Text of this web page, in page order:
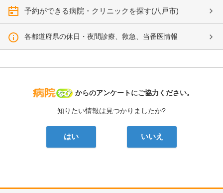
予約ができる病院・クリニックを探す(八戸市)
各都道府県の休日・夜間診療、救急、当番医情報
病院なび
からのアンケートにご協力ください。
知りたい情報は見つかりましたか?
はい いいえ